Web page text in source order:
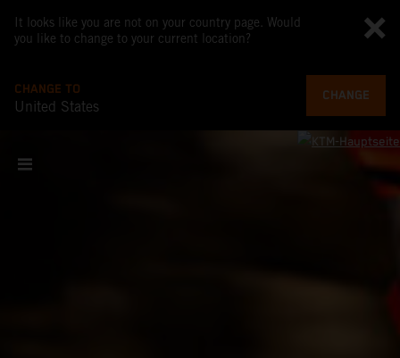
It looks like you are not on your country page. Would
you like to change to your current location?
CHANGE TO
United States
CHANGE